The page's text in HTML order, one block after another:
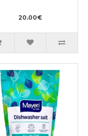
20.00€